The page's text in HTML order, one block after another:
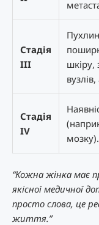
Стадія
III
шкіру,
Стадія
IV
мозку).
“Кожна жінка має
якісної медичної
просто слова, це
життя.”